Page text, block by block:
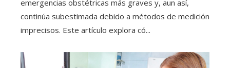
emergencias obstétricas más graves y, aun así,
continúa subestimada debido a métodos de medición
imprecisos. Este artículo explora có...